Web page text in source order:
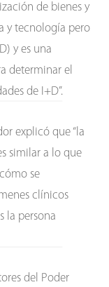
de bienes y
y tecnología pero
y es una
determinar el
de I+D”.
explicó que “la
similar a lo que
se
clínicos
la persona
del Poder